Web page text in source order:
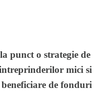
punct o strategie de
mici si
de fonduri